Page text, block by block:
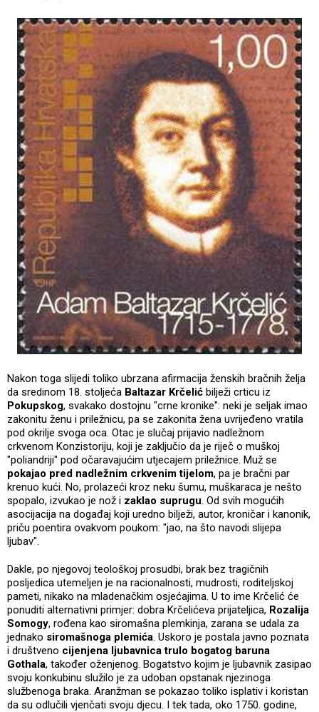
Nakon toga slijedi toliko ubrzana afirmacija ženskih bračnih želja
da sredinom 18. stoljeća Baltazar Krčelić bilježi crticu iz
Pokupskog, svakako dostojnu "crne kronike": neki je seljak imao
zakonitu ženu i priležnicu, pa se zakonita žena uvrijeđeno vratila
pod okrilje svoga oca. Otac je slučaj prijavio nadležnom
crkvenom Konzistoriju, koji je zaključio da je riječ o muškoj
"poliandriji" pod očaravajućim utjecajem priležnice. Muž se
pokajao pred nadležnim crkvenim tijelom, pa je bračni par
krenuo kući. No, prolazeći kroz neku šumu, muškaraca je nešto
spopalo, izvukao je nož i zaklao suprugu. Od svih mogućih
asocijacija na događaj koji uredno bilježi, autor, kroničar i kanonik,
priču poentira ovakvom poukom: "jao, na što navodi slijepa
ljubav".
Dakle, po njegovoj teološkoj prosudbi, brak bez tragičnih
posljedica utemeljen je na racionalnosti, mudrosti, roditeljskoj
pameti, nikako na mladenačkim osjećajima. U to ime Krčelić će
ponuditi alternativni primjer: dobra Krčelićeva prijateljica, Rozalija
Somogy, rođena kao siromašna plemkinja, zarana se udala za
jednako siromašnoga plemića. Uskoro je postala javno poznata
i društveno cijenjena ljubavnica trulo bogatog baruna
Gothala, također oženjenog. Bogatstvo kojim je ljubavnik zasipao
svoju konkubinu služilo je za udoban opstanak njezinoga
službenoga braka. Aranžman se pokazao toliko isplativ i koristan
da su odlučili vjenčati svoju djecu. I tek tada, oko 1750. godine,